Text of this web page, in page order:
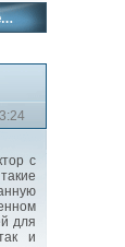
с
для
и